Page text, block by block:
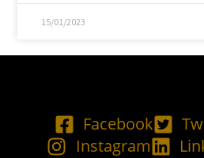
15/01/2023
Facebook
Instagram